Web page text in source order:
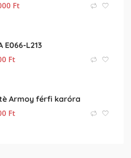
Ft
E066-L213
Ft
Armoy férfi karóra
Ft